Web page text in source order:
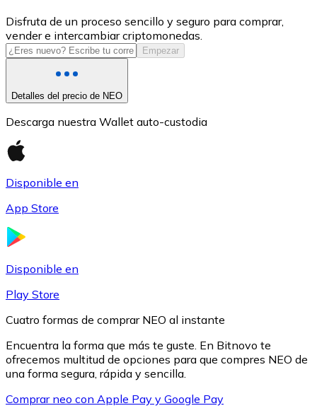
USD Coin
USDC
Disfruta de un proceso sencillo y seguro para comprar,
vender e intercambiar criptomonedas.
Empezar
Detalles del precio de NEO
Descarga nuestra Wallet auto-custodia
Disponible en
App Store
Disponible en
Play Store
Cuatro formas de comprar NEO al instante
Encuentra la forma que más te guste. En Bitnovo te
ofrecemos multitud de opciones para que compres NEO de
una forma segura, rápida y sencilla.
Comprar neo con Apple Pay y Google Pay